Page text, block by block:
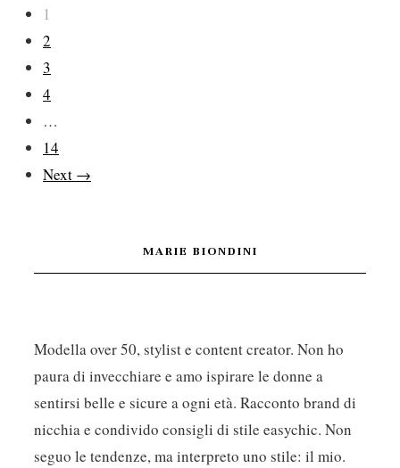
Paginazione
degli
articoli
1
2
3
4
…
14
Next →
MARIE BIONDINI
Modella over 50, stylist e content creator. Non ho
paura di invecchiare e amo ispirare le donne a
sentirsi belle e sicure a ogni età. Racconto brand di
nicchia e condivido consigli di stile easychic. Non
seguo le tendenze, ma interpreto uno stile: il mio.